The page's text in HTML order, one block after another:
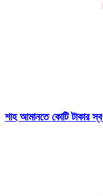
শাহ আমানতে কোটি টাকার